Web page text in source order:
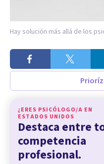
Hay solución más allá de los
¿ERES PSICÓLOGO/A EN
ESTADOS UNIDOS
Destaca entre
competencia
profesional.